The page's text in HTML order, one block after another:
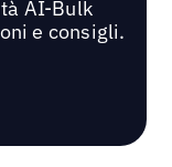
AI-Bulk
e consigli.